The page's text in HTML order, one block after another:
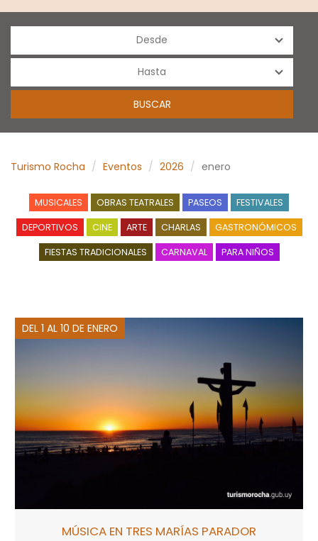
Turismo Rocha Eventos 2026 enero
MUSICALES OBRAS TEATRALES PASEOS FESTIVALES
DEPORTIVOS CINE ARTE CHARLAS GASTRONÓMICOS
FIESTAS TRADICIONALES CARNAVAL PARA NIÑOS
DEL 1 AL 10 DE ENERO
MÚSICA EN TRES MARÍAS PARADOR